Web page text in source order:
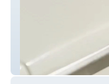
Content Bank Agency